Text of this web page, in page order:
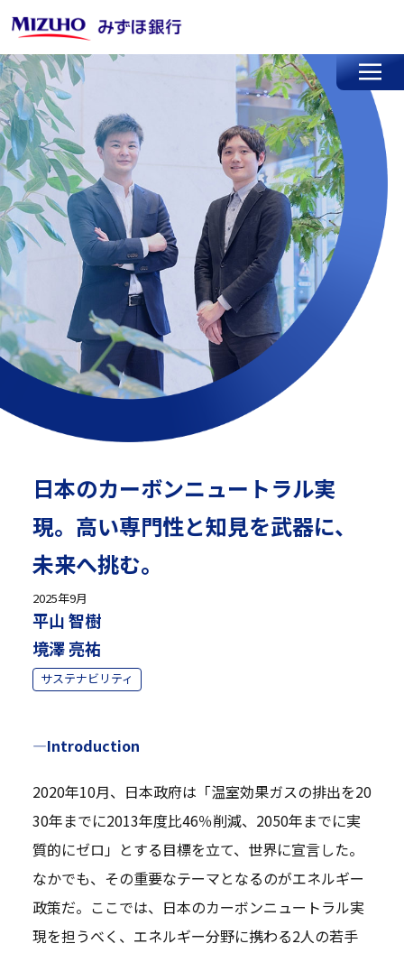
日本のカーボンニュートラル実
現。高い専門性と知見を武器に、
未来へ挑む。
2025年9月
平山 智樹
境澤 亮祐
サステナビリティ
—Introduction
2020年10月、日本政府は「温室効果ガスの排出を20
30年までに2013年度比46％削減、2050年までに実
質的にゼロ」とする目標を立て、世界に宣言した。
なかでも、その重要なテーマとなるのがエネルギー
政策だ。ここでは、日本のカーボンニュートラル実
現を担うべく、エネルギー分野に携わる2人の若手